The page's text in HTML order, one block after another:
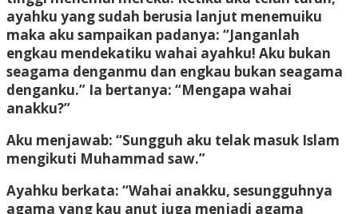
ayahku yang sudah berusia lanjut menemuiku
maka aku sampaikan padanya: “Janganlah
engkau mendekatiku wahai ayahku! Aku bukan
seagama denganmu dan engkau bukan seagama
denganku.” Ia bertanya: “Mengapa wahai
anakku?”
Aku menjawab: “Sungguh aku telak masuk Islam
mengikuti Muhammad saw.”
Ayahku berkata: “Wahai anakku, sesungguhnya
agama yang kau anut juga menjadi agama